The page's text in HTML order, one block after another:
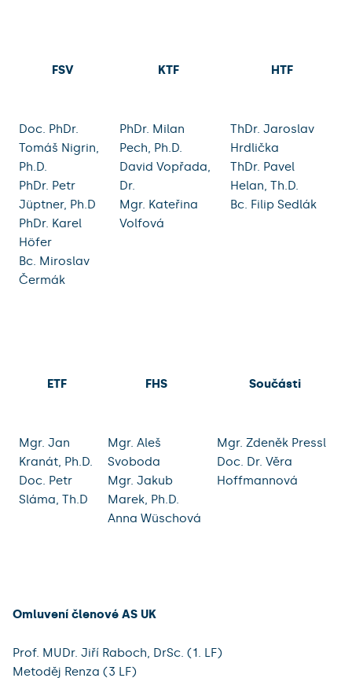
FSV KTF HTF
Doc. PhDr.
Tomáš Nigrin,
Ph.D.
PhDr. Petr
Jüptner, Ph.D
PhDr. Karel
Höfer
Bc. Miroslav
Čermák
PhDr. Milan
Pech, Ph.D.
David Vopřada,
Dr.
Mgr. Kateřina
Volfová
ThDr. Jaroslav
Hrdlička
ThDr. Pavel
Helan, Th.D.
Bc. Filip Sedlák
ETF FHS Součásti
Mgr. Jan
Kranát, Ph.D.
Doc. Petr
Sláma, Th.D
Mgr. Aleš
Svoboda
Mgr. Jakub
Marek, Ph.D.
Anna Wüschová
Mgr. Zdeněk Pressl
Doc. Dr. Věra
Hoffmannová
Omluvení členové AS UK
Prof. MUDr. Jiří Raboch, DrSc. (1. LF)
Metoděj Renza (3 LF)